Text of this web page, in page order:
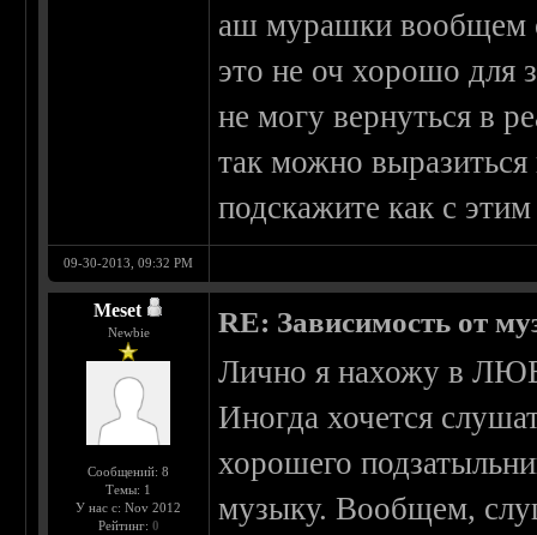
аш мурашки вообщем
это не оч хорошо для
не могу вернуться в
так можно
подскажите как с
09-30-2013, 09:32 PM
Meset
Newbie
Сообщений: 8
Темы: 1
У нас с: Nov 2012
Рейтинг: 0
RE: Зависимость от
Лично я нахожу в
Иногда хочется
хорошего
музыку. Вообщем,